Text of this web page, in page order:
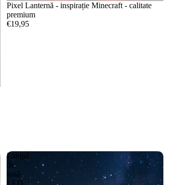
Pixel Lanternă - inspirație Minecraft - calitate
premium
€19,95
Lampă
de
lună